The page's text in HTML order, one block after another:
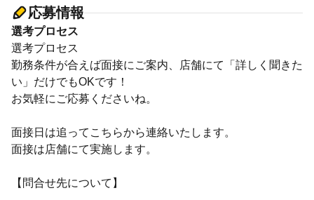
応募情報
選考プロセス
選考プロセス
勤務条件が合えば面接にご案内、店舗にて「詳しく聞きた
い」だけでもOKです！
お気軽にご応募くださいね。
面接日は追ってこちらから連絡いたします。
面接は店舗にて実施します。
【問合せ先について】